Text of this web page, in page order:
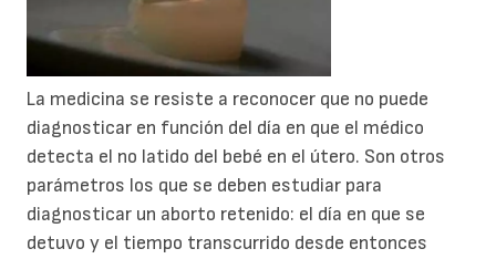
La medicina se resiste a reconocer que no puede
diagnosticar en función del día en que el médico
detecta el no latido del bebé en el útero. Son otros
parámetros los que se deben estudiar para
diagnosticar un aborto retenido: el día en que se
detuvo y el tiempo transcurrido desde entonces